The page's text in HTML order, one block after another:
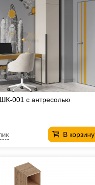
001 с антресолью
В корзину